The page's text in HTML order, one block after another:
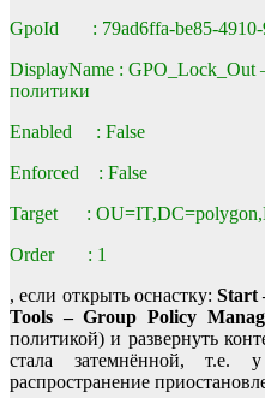
GpoId : 79ad6ffa-be85-4910-
DisplayName : GPO_Lock_Out
политики
Enabled : False
Enforced : False
Target :
Order : 1
, если открыть оснастку: Start
Tools – Group Policy
политикой) и развернуть
стала затемнённой,
распространение